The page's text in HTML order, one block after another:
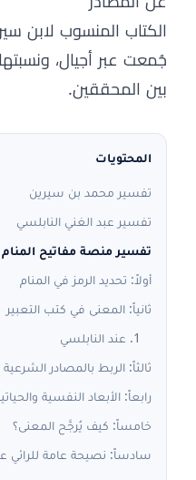
الكتاب المنسوب لابن
جُمعت عبر أجيال،
بين المحققين.
المحتويات
تفسير محمد بن سيرين
تفسير عبد الغني النابلسي
تفسير منصة مفاتيح
أولاً: تحديد الرمز في المنام
ثانياً: المعنى في كتب التعبير
1. عند النابلسي
ثالثاً: الربط بالمصادر
رابعاً: الأبعاد النفسية
خامساً: كيف يُرجَّح المعنى؟
سادساً: نصيحة عامة للرائي